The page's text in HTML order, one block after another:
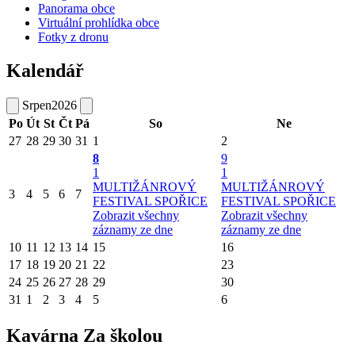
Panorama obce
Virtuální prohlídka obce
Fotky z dronu
Kalendář
Srpen2026
Po Út St Čt Pá So
Ne
27 28 29 30 31 1 2
3 4 5 6 7
8
1
MULTIŽÁNROVÝ
FESTIVAL SPOŘICE
Zobrazit všechny
záznamy ze dne
9
1
MULTIŽÁNROVÝ
FESTIVAL SPOŘICE
Zobrazit všechny
záznamy ze dne
10 11 12 13 14 15
16
17 18 19 20 21 22
23
24 25 26 27 28 29
30
31 1 2 3 4 5 6
Kavárna Za školou